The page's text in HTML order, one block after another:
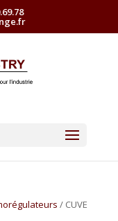
/ CUVE